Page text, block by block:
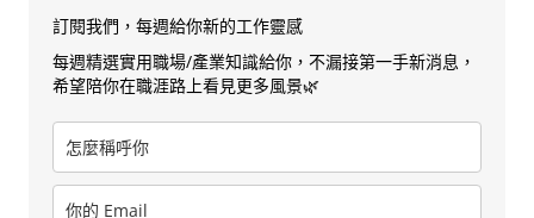
訂閱我們，每週給你新的工作靈感
每週精選實用職場/產業知識給你，不漏接第一手新消息，
希望陪你在職涯路上看見更多風景🌿